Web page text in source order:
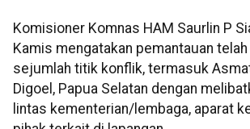
Komisioner Komnas HAM Saurlin P
Kamis mengatakan pemantauan
sejumlah titik konflik, termasuk
Digoel, Papua Selatan dengan
lintas kementerian/lembaga, aparat